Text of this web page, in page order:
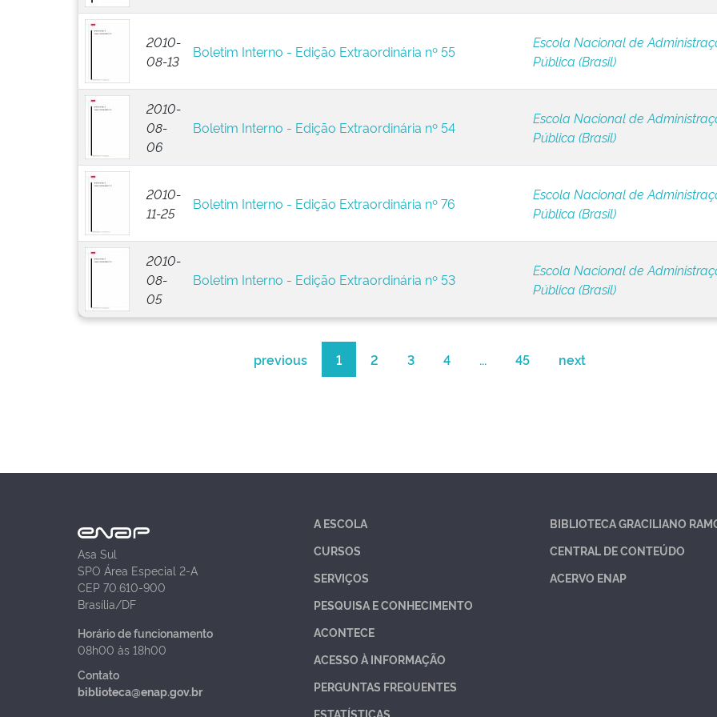
2010-
08-13
Boletim Interno - Edição Extraordinária nº 55
Escola Nacional de
Pública (Brasil)
2010-
08-
06
Boletim Interno - Edição Extraordinária nº 54
Escola Nacional de
Pública (Brasil)
2010-
11-25
Boletim Interno - Edição Extraordinária nº 76
Escola Nacional de
Pública (Brasil)
2010-
08-
05
Boletim Interno - Edição Extraordinária nº 53
Escola Nacional de
Pública (Brasil)
previous 1 2 3 4 ... 45 next
Asa Sul
SPO Área Especial 2-A
CEP 70.610-900
Brasília/DF
Horário de funcionamento
08h00 às 18h00
Contato
biblioteca@enap.gov.br
A ESCOLA
CURSOS
SERVIÇOS
PESQUISA E CONHECIMENTO
ACONTECE
ACESSO À INFORMAÇÃO
PERGUNTAS FREQUENTES
ESTATÍSTICAS
BIBLIOTECA GRACILIANO
CENTRAL DE CONTEÚDO
ACERVO ENAP